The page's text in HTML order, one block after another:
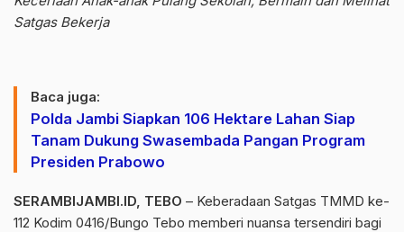
Satgas Bekerja
Baca juga:
Polda Jambi Siapkan 106 Hektare Lahan Siap
Tanam Dukung Swasembada Pangan Program
Presiden Prabowo
SERAMBIJAMBI.ID, TEBO – Keberadaan Satgas TMMD ke-
112 Kodim 0416/Bungo Tebo memberi nuansa tersendiri bagi